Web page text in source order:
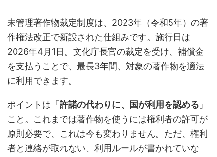
未管理著作物裁定制度は、2023年（令和5年）の著
作権法改正で新設された仕組みです。施行日は
2026年4月1日。文化庁長官の裁定を受け、補償金
を支払うことで、最長3年間、対象の著作物を適法
に利用できます。
ポイントは「 許諾の代わりに、国が利用を認める 」
こと。これまでは著作物を使うには権利者の許可が
原則必要で、これは今も変わりません。ただ、権利
者と連絡が取れない、利用ルールが書かれていな